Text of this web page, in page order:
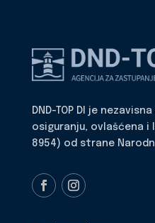
DND-TOP DI je
osiguranju, ovlašćena i
8954) od strane